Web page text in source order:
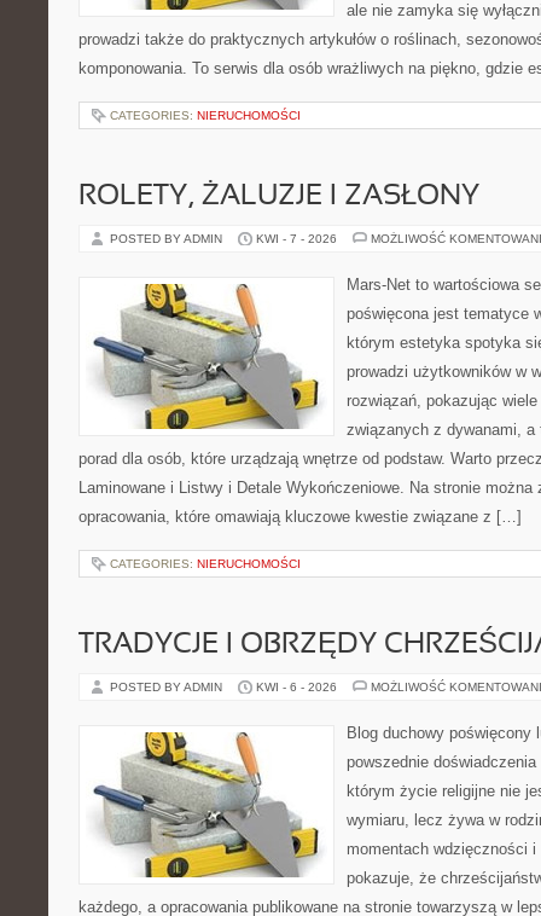
ale nie zamyka się
prowadzi także do praktycznych artykułów o roślinach,
komponowania. To serwis dla osób wrażliwych na piękno, gdzie
CATEGORIES: NIERUCHOMOŚCI
ROLETY, ŻALUZJE I ZASŁONY
POSTED BY ADMIN KWI - 7 - 2026 MOŻLIWOŚĆ
Mars-Net to wartościowa
poświęcona jest tematyce
którym estetyka spotyka
prowadzi użytkowników w
rozwiązań, pokazując
związanych z dywanami,
porad dla osób, które urządzają wnętrze od podstaw. Warto
Laminowane i Listwy i Detale Wykończeniowe. Na stronie można
opracowania, które omawiają kluczowe kwestie związane z […]
CATEGORIES: NIERUCHOMOŚCI
TRADYCJE I OBRZĘDY
POSTED BY ADMIN KWI - 6 - 2026 MOŻLIWOŚĆ
Blog duchowy poświęcony
powszednie
którym życie religijne nie
wymiaru, lecz żywa w
momentach wdzięczności
pokazuje, że
każdego, a opracowania publikowane na stronie towarzyszą w